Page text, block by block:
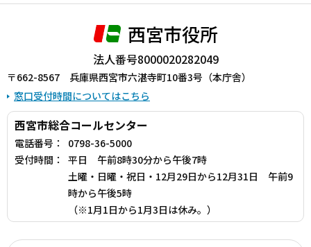
西宮市役所
法人番号8000020282049
〒662-8567 兵庫県西宮市六湛寺町10番3号（本庁舎）
窓口受付時間についてはこちら
西宮市総合コールセンター
電話番号：
0798-36-5000
受付時間：
平日 午前8時30分から午後7時
土曜・日曜・祝日・12月29日から12月31日 午前9
時から午後5時
（※1月1日から1月3日は休み。）